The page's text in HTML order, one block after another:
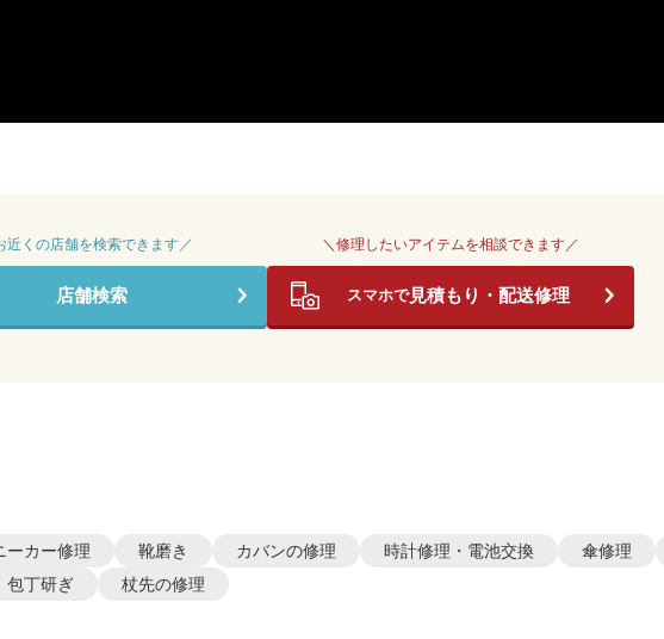
＼修理したいアイテムを相談できます／
スマホで見積もり・配送修理
近くの店舗を検索できます／
店舗検索
ーカー修理 靴磨き カバンの修理 時計修理・電池交換 傘修理
包丁研ぎ
杖先の修理